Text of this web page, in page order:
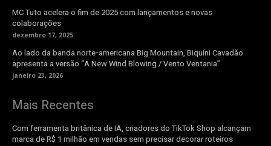
MC Tuto acelera o fim de 2025 com lançamentos e novas
colaborações
dezembro 17, 2025
Ao lado da banda norte-americana Big Mountain, Biquíni Cavadão
apresenta a versão “A New Wind Blowing / Vento Ventania”
janeiro 23, 2026
Mais Recentes
Com ferramenta britânica de IA, criadores do TikTok Shop alcançam
marca de R$ 1 milhão em vendas sem precisar decorar roteiros